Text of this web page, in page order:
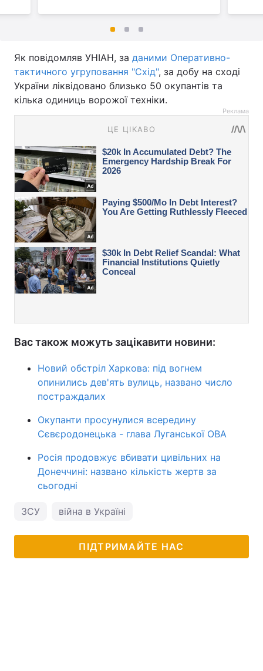
Як повідомляв УНІАН, за даними Оперативно-
тактичного угруповання "Схід", за добу на сході
України ліквідовано близько 50 окупантів та
кілька одиниць ворожої техніки.
Реклама
Вас також можуть зацікавити новини:
Новий обстріл Харкова: під вогнем
опинились дев'ять вулиць, названо число
постраждалих
Окупанти просунулися всередину
Сєвєродонецька - глава Луганської ОВА
Росія продовжує вбивати цивільних на
Донеччині: названо кількість жертв за
сьогодні
ЗСУ війна в Україні
ПІДТРИМАЙТЕ НАС